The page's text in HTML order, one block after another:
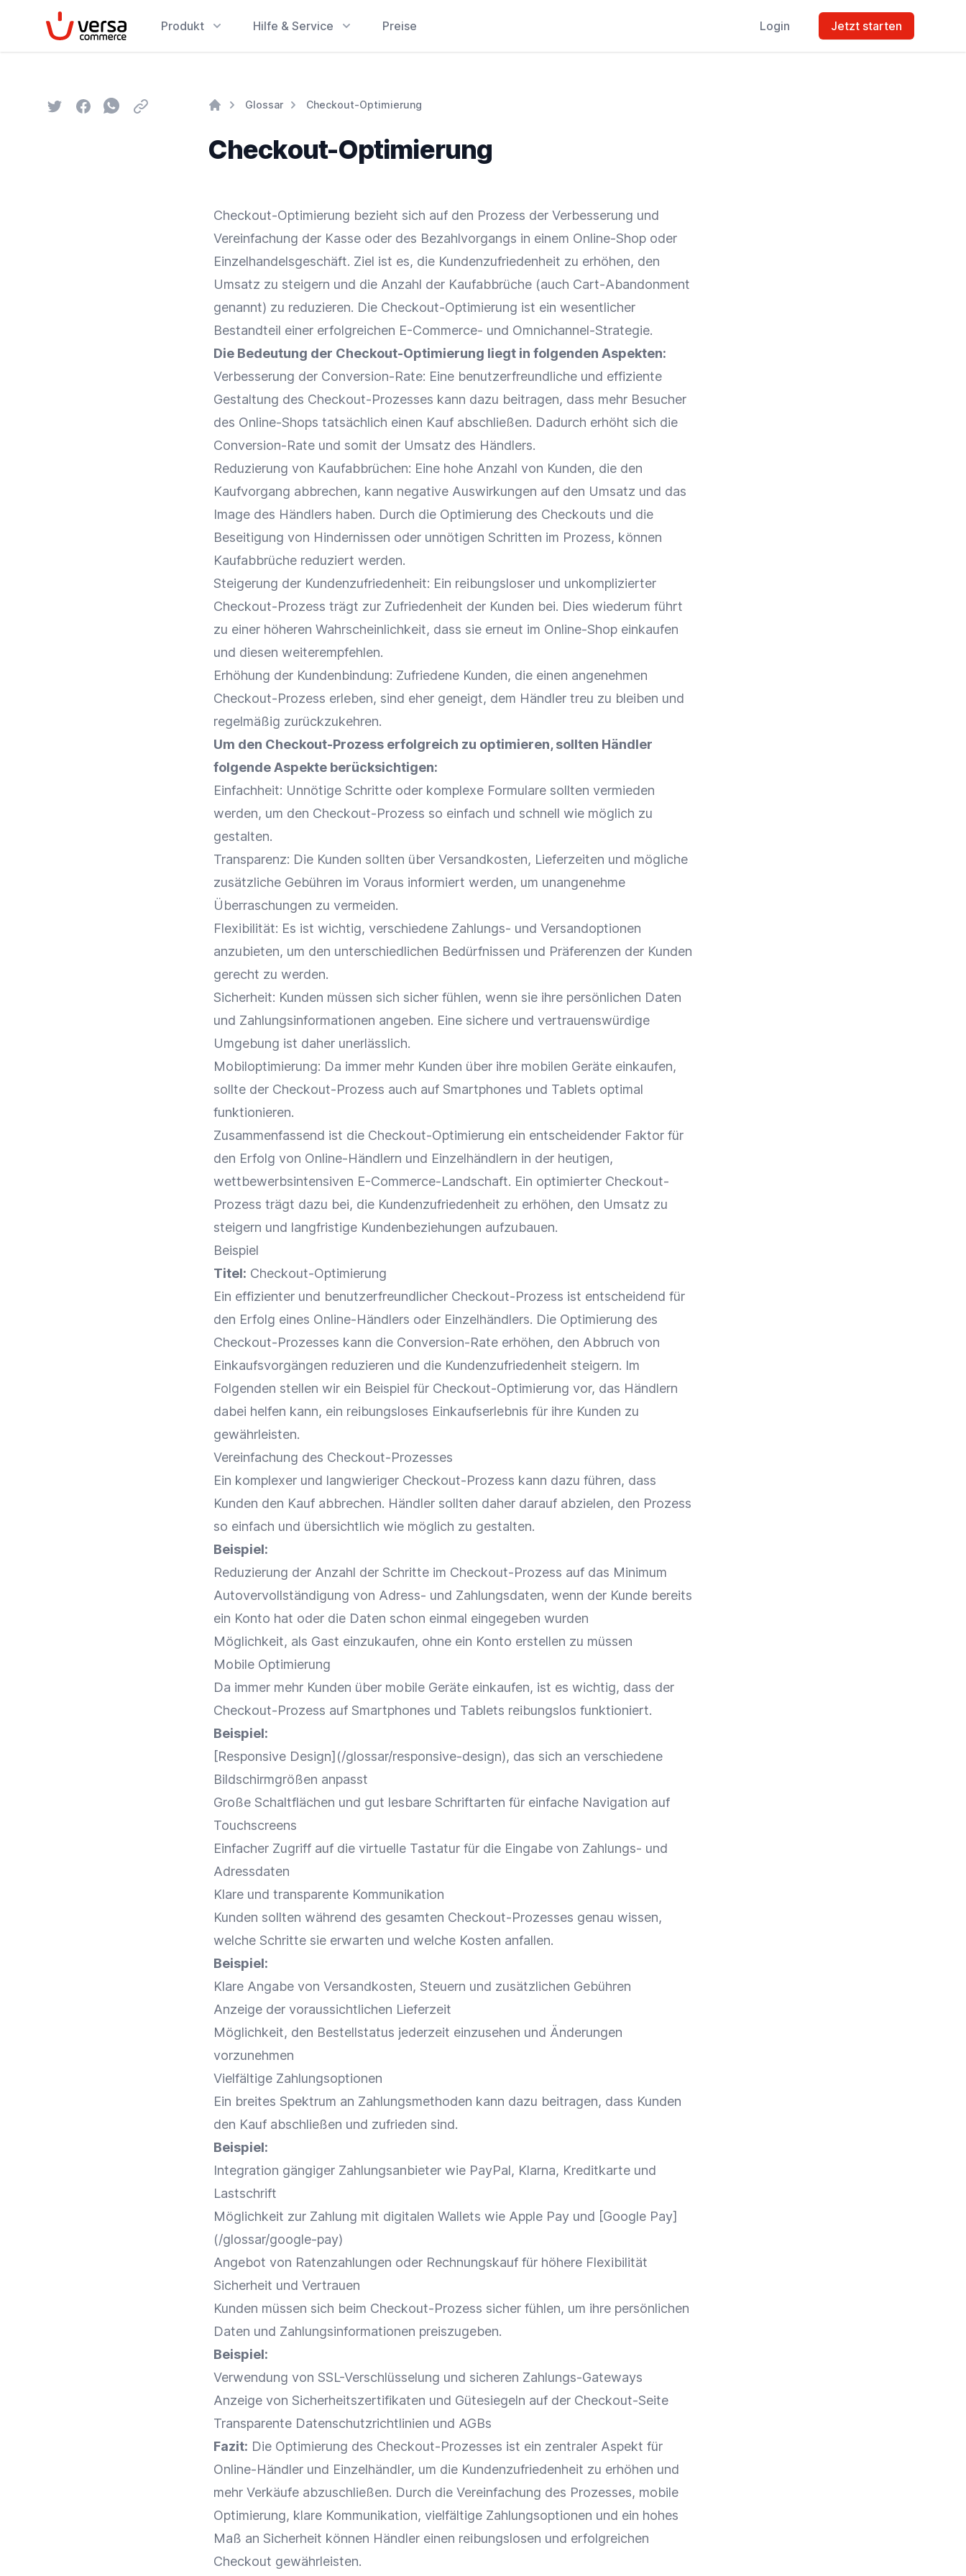
VersaCommerce Produkt Hilfe & Service Preise Login Jetzt starten
TwitterFacebookWhatsapp
Email Glossar Checkout-Optimierung
Checkout-Optimierung
Checkout-Optimierung bezieht sich auf den Prozess der Verbesserung und
Vereinfachung der Kasse oder des Bezahlvorgangs in einem Online-Shop oder
Einzelhandelsgeschäft. Ziel ist es, die Kundenzufriedenheit zu erhöhen, den
Umsatz zu steigern und die Anzahl der Kaufabbrüche (auch Cart-Abandonment
genannt) zu reduzieren. Die Checkout-Optimierung ist ein wesentlicher
Bestandteil einer erfolgreichen E-Commerce- und Omnichannel-Strategie.
Die Bedeutung der Checkout-Optimierung liegt in folgenden Aspekten:
Verbesserung der Conversion-Rate: Eine benutzerfreundliche und effiziente
Gestaltung des Checkout-Prozesses kann dazu beitragen, dass mehr Besucher
des Online-Shops tatsächlich einen Kauf abschließen. Dadurch erhöht sich die
Conversion-Rate und somit der Umsatz des Händlers.
Reduzierung von Kaufabbrüchen: Eine hohe Anzahl von Kunden, die den
Kaufvorgang abbrechen, kann negative Auswirkungen auf den Umsatz und das
Image des Händlers haben. Durch die Optimierung des Checkouts und die
Beseitigung von Hindernissen oder unnötigen Schritten im Prozess, können
Kaufabbrüche reduziert werden.
Steigerung der Kundenzufriedenheit: Ein reibungsloser und unkomplizierter
Checkout-Prozess trägt zur Zufriedenheit der Kunden bei. Dies wiederum führt
zu einer höheren Wahrscheinlichkeit, dass sie erneut im Online-Shop einkaufen
und diesen weiterempfehlen.
Erhöhung der Kundenbindung: Zufriedene Kunden, die einen angenehmen
Checkout-Prozess erleben, sind eher geneigt, dem Händler treu zu bleiben und
regelmäßig zurückzukehren.
Um den Checkout-Prozess erfolgreich zu optimieren, sollten Händler
folgende Aspekte berücksichtigen:
Einfachheit: Unnötige Schritte oder komplexe Formulare sollten vermieden
werden, um den Checkout-Prozess so einfach und schnell wie möglich zu
gestalten.
Transparenz: Die Kunden sollten über Versandkosten, Lieferzeiten und mögliche
zusätzliche Gebühren im Voraus informiert werden, um unangenehme
Überraschungen zu vermeiden.
Flexibilität: Es ist wichtig, verschiedene Zahlungs- und Versandoptionen
anzubieten, um den unterschiedlichen Bedürfnissen und Präferenzen der Kunden
gerecht zu werden.
Sicherheit: Kunden müssen sich sicher fühlen, wenn sie ihre persönlichen Daten
und Zahlungsinformationen angeben. Eine sichere und vertrauenswürdige
Umgebung ist daher unerlässlich.
Mobiloptimierung: Da immer mehr Kunden über ihre mobilen Geräte einkaufen,
sollte der Checkout-Prozess auch auf Smartphones und Tablets optimal
funktionieren.
Zusammenfassend ist die Checkout-Optimierung ein entscheidender Faktor für
den Erfolg von Online-Händlern und Einzelhändlern in der heutigen,
wettbewerbsintensiven E-Commerce-Landschaft. Ein optimierter Checkout-
Prozess trägt dazu bei, die Kundenzufriedenheit zu erhöhen, den Umsatz zu
steigern und langfristige Kundenbeziehungen aufzubauen.
Beispiel
Titel: Checkout-Optimierung
Ein effizienter und benutzerfreundlicher Checkout-Prozess ist entscheidend für
den Erfolg eines Online-Händlers oder Einzelhändlers. Die Optimierung des
Checkout-Prozesses kann die Conversion-Rate erhöhen, den Abbruch von
Einkaufsvorgängen reduzieren und die Kundenzufriedenheit steigern. Im
Folgenden stellen wir ein Beispiel für Checkout-Optimierung vor, das Händlern
dabei helfen kann, ein reibungsloses Einkaufserlebnis für ihre Kunden zu
gewährleisten.
Vereinfachung des Checkout-Prozesses
Ein komplexer und langwieriger Checkout-Prozess kann dazu führen, dass
Kunden den Kauf abbrechen. Händler sollten daher darauf abzielen, den Prozess
so einfach und übersichtlich wie möglich zu gestalten.
Beispiel:
Reduzierung der Anzahl der Schritte im Checkout-Prozess auf das Minimum
Autovervollständigung von Adress- und Zahlungsdaten, wenn der Kunde bereits
ein Konto hat oder die Daten schon einmal eingegeben wurden
Möglichkeit, als Gast einzukaufen, ohne ein Konto erstellen zu müssen
Mobile Optimierung
Da immer mehr Kunden über mobile Geräte einkaufen, ist es wichtig, dass der
Checkout-Prozess auf Smartphones und Tablets reibungslos funktioniert.
Beispiel:
[Responsive Design](/glossar/responsive-design), das sich an verschiedene
Bildschirmgrößen anpasst
Große Schaltflächen und gut lesbare Schriftarten für einfache Navigation auf
Touchscreens
Einfacher Zugriff auf die virtuelle Tastatur für die Eingabe von Zahlungs- und
Adressdaten
Klare und transparente Kommunikation
Kunden sollten während des gesamten Checkout-Prozesses genau wissen,
welche Schritte sie erwarten und welche Kosten anfallen.
Beispiel:
Klare Angabe von Versandkosten, Steuern und zusätzlichen Gebühren
Anzeige der voraussichtlichen Lieferzeit
Möglichkeit, den Bestellstatus jederzeit einzusehen und Änderungen
vorzunehmen
Vielfältige Zahlungsoptionen
Ein breites Spektrum an Zahlungsmethoden kann dazu beitragen, dass Kunden
den Kauf abschließen und zufrieden sind.
Beispiel:
Integration gängiger Zahlungsanbieter wie PayPal, Klarna, Kreditkarte und
Lastschrift
Möglichkeit zur Zahlung mit digitalen Wallets wie Apple Pay und [Google Pay]
(/glossar/google-pay)
Angebot von Ratenzahlungen oder Rechnungskauf für höhere Flexibilität
Sicherheit und Vertrauen
Kunden müssen sich beim Checkout-Prozess sicher fühlen, um ihre persönlichen
Daten und Zahlungsinformationen preiszugeben.
Beispiel:
Verwendung von SSL-Verschlüsselung und sicheren Zahlungs-Gateways
Anzeige von Sicherheitszertifikaten und Gütesiegeln auf der Checkout-Seite
Transparente Datenschutzrichtlinien und AGBs
Fazit: Die Optimierung des Checkout-Prozesses ist ein zentraler Aspekt für
Online-Händler und Einzelhändler, um die Kundenzufriedenheit zu erhöhen und
mehr Verkäufe abzuschließen. Durch die Vereinfachung des Prozesses, mobile
Optimierung, klare Kommunikation, vielfältige Zahlungsoptionen und ein hohes
Maß an Sicherheit können Händler einen reibungslosen und erfolgreichen
Checkout gewährleisten.